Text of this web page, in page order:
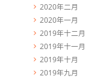
2020年二月
2020年一月
2019年十二月
2019年十一月
2019年十月
2019年九月